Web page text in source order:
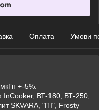
Оплата Умови
+-5%.
InCooker, ВТ-180, ВТ-250,
SKVARA, "ПІ", Frosty